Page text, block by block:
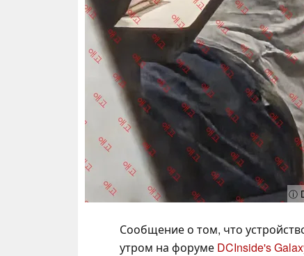
ⓘ
Сообщение о том, что
утром на форуме DCInside's